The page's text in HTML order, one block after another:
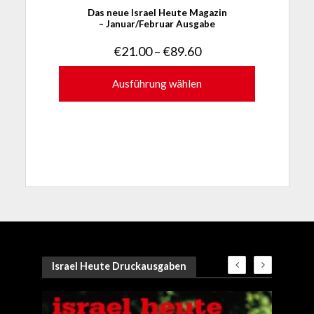
Das neue Israel Heute Magazin
– Januar/Februar Ausgabe
€21.00 –€89.60Preisspanne:
€21.00
bis
€89.60
Ausführung wählen
Die
Produktseite
gewählt
Israel Heute Druckausgaben